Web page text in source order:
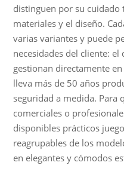
distinguen por su cuidado
materiales y el diseño.
varias variantes y puede
necesidades del cliente:
gestionan directamente
lleva más de 50 años
seguridad a medida. Para
comerciales o
disponibles prácticos
reagrupables de los
en elegantes y cómodos